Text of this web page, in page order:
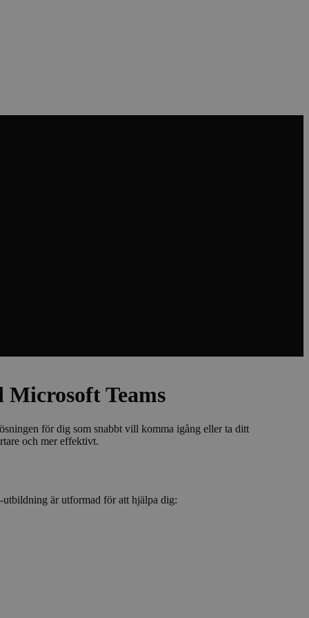
Teams
för dig som snabbt vill komma igång eller ta ditt
och mer effektivt.
utbildning är utformad för att hjälpa dig: